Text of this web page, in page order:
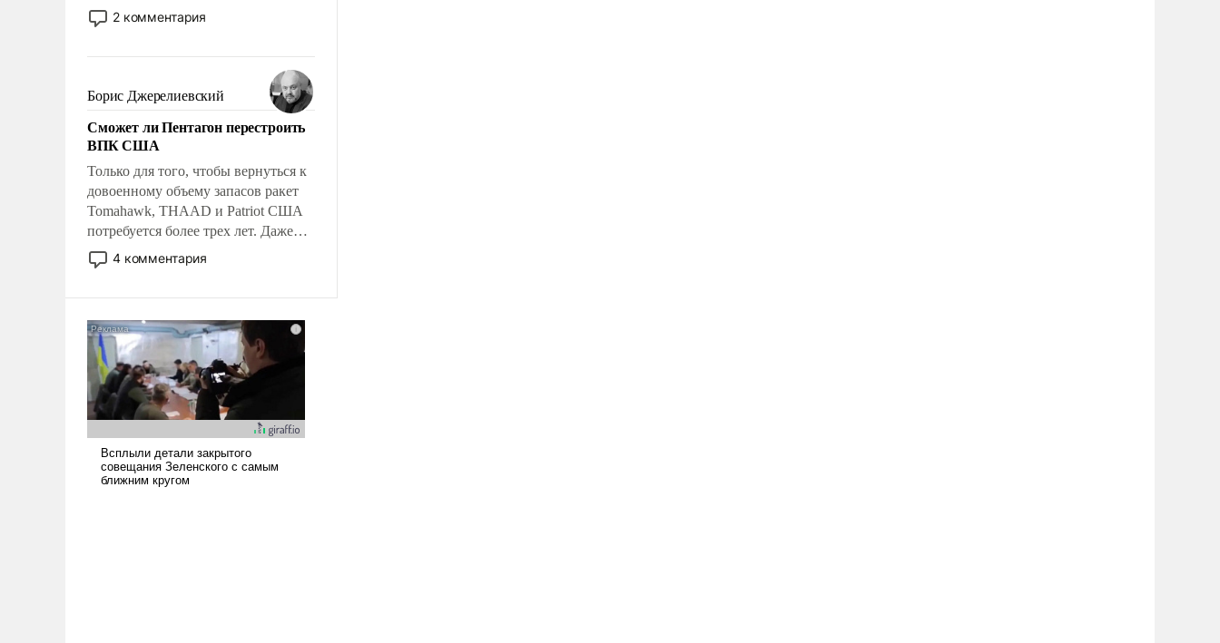
обыденностью. Задача по созданию
такого корабля очень сложна и
реализация радикально поднимет
наши боевые возможности.
2 комментария
Борис Джерелиевский
Сможет ли Пентагон перестроить
ВПК США
Только для того, чтобы вернуться к
довоенному объему запасов ракет
Tomahawk, THAAD и Patriot США
потребуется более трех лет. Даже
небольшая война с Ираном
опустошила американские
уязвимости США, например, перед
Китаем.
4 комментария